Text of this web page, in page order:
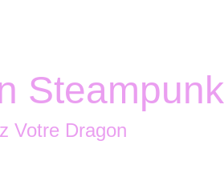
Steampunk
Votre Dragon